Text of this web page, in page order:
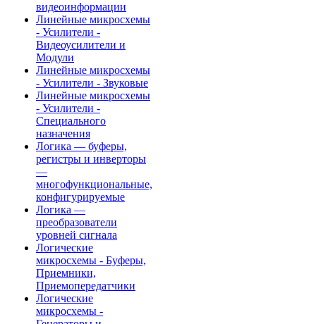
видеоинформации
Линейные микросхемы
- Усилители -
Видеоусилители и
Модули
Линейные микросхемы
- Усилители - Звуковые
Линейные микросхемы
- Усилители -
Специального
назначения
Логика — буферы,
регистры и инверторы
—
многофункциональные,
конфигурируемые
Логика —
преобразователи
уровней сигнала
Логические
микросхемы - Буферы,
Приемники,
Приемопередатчики
Логические
микросхемы -